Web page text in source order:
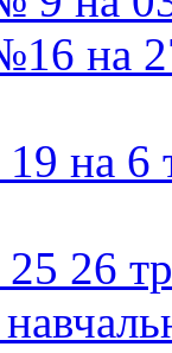
на
на 6
26